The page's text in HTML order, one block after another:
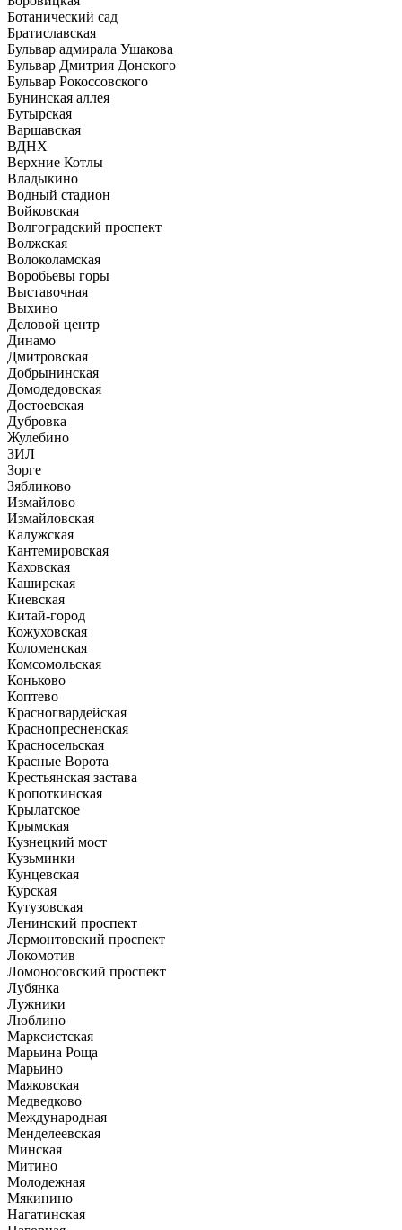
Ботанический сад
Братиславская
Бульвар адмирала Ушакова
Бульвар Дмитрия Донского
Бульвар Рокоссовского
Бунинская аллея
Бутырская
Варшавская
ВДНХ
Верхние Котлы
Владыкино
Водный стадион
Войковская
Волгоградский проспект
Волжская
Волоколамская
Воробьевы горы
Выставочная
Выхино
Деловой центр
Динамо
Дмитровская
Добрынинская
Домодедовская
Достоевская
Дубровка
Жулебино
ЗИЛ
Зорге
Зябликово
Измайлово
Измайловская
Калужская
Кантемировская
Каховская
Каширская
Киевская
Китай-город
Кожуховская
Коломенская
Комсомольская
Коньково
Коптево
Красногвардейская
Краснопресненская
Красносельская
Красные Ворота
Крестьянская застава
Кропоткинская
Крылатское
Крымская
Кузнецкий мост
Кузьминки
Кунцевская
Курская
Кутузовская
Ленинский проспект
Лермонтовский проспект
Локомотив
Ломоносовский проспект
Лубянка
Лужники
Люблино
Марксистская
Марьина Роща
Марьино
Маяковская
Медведково
Международная
Менделеевская
Минская
Митино
Молодежная
Мякинино
Нагатинская